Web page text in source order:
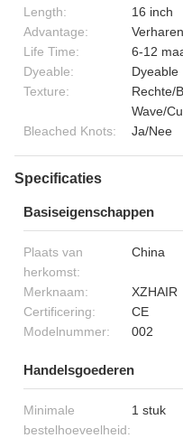
Length:
16 inch
Advantage:
Life Time:
6-12
Dyeable:
Dyeable
Texture:
Rechte/
Wave/
Bleached Knots:
Ja/Nee
Specificaties
Basiseigenschappen
Plaats van
herkomst:
China
Merknaam:
XZHAIR
Certificering:
CE
Modelnummer:
002
Handelsgoederen
Minimale
bestelhoeveelheid:
1 stuk